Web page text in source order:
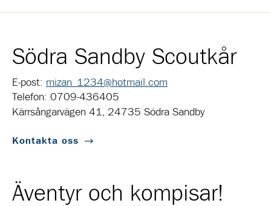
Södra Sandby Scoutkår
E-post: mizan_1234@hotmail.com
Telefon: 0709-436405
Kärrsångarvägen 41, 24735 Södra Sandby
Kontakta oss
Äventyr och kompisar!